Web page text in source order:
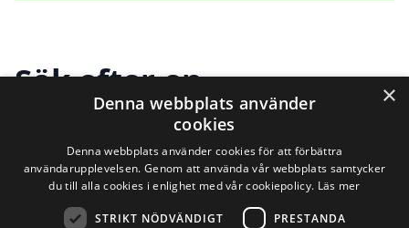
Sök efter en
professionell för
stubbfräsning i andra
städer nära Enköping
×
Denna webbplats använder
cookies
Denna webbplats använder cookies för att förbättra
användarupplevelsen. Genom att använda vår webbplats samtycker
du till alla cookies i enlighet med vår cookiepolicy. Läs mer
STRIKT NÖDVÄNDIGT PRESTANDA